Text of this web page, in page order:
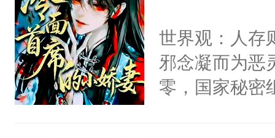
不愧是大佬，
悉，嗷？这不
可以先看仙帝
堂魔尊……行
位，当日就抢
神偏执：不许
间变脸背叛他
的恶事他都对
一个权力滔天
右男主又报
世界观：人存
邪念凝而为恶
零，国家秘密